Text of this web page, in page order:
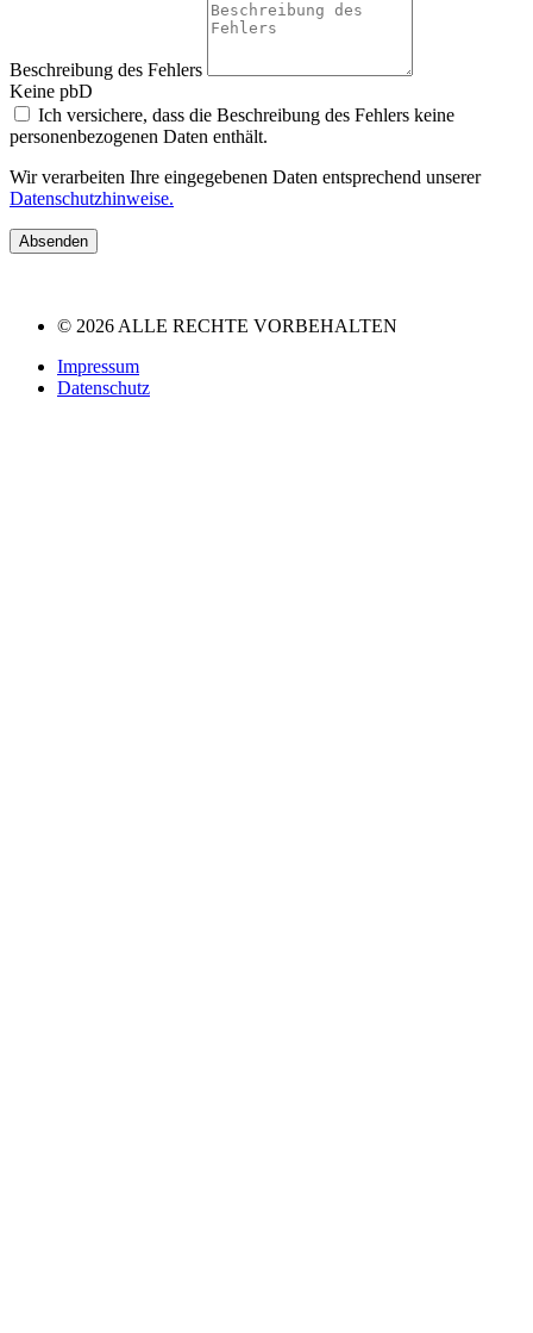
Beschreibung des Fehlers
Keine pbD
Ich versichere, dass die Beschreibung des Fehlers keine
personenbezogenen Daten enthält.
Wir verarbeiten Ihre eingegebenen Daten entsprechend unserer
Datenschutzhinweise.
Absenden
© 2026 ALLE RECHTE VORBEHALTEN
Impressum
Datenschutz